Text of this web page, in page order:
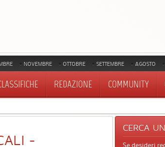
NOVEMBRE OTTOBRE SETTEMBRE AGOSTO
REDAZIONE COMMUNITY
-
CERCA
Se desideri